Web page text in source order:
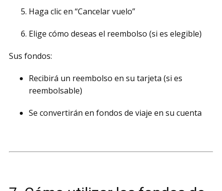
Haga clic en “Cancelar vuelo”
Elige cómo deseas el reembolso (si es elegible)
Sus fondos:
Recibirá un reembolso en su tarjeta (si es
reembolsable)
Se convertirán en fondos de viaje en su cuenta